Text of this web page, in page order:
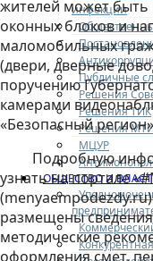
инфекции
Публичные
Решения
Решения ТИК
Решения
МЦУР
ОБЩЕСТВО И
жителей может быть
оконных блоков и
маломобильных
(двери, дверные
поручению
камерами
«Безопасный
Подробную
узнать на портале
размещены
методические
оформления смет,